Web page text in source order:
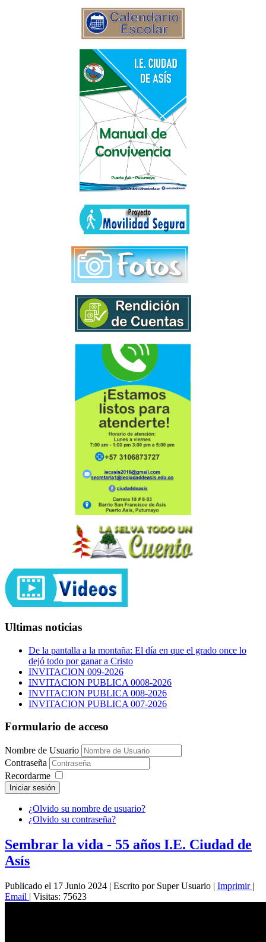
Ultimas noticias
De la pantalla a la montaña: El día en que el grado once lo
dejó todo por ganar a Cristo
INVITACION 009-2026
INVITACION PUBLICA 0008-2026
INVITACION PUBLICA 008-2026
INVITACION PUBLICA 007-2026
Formulario de acceso
Nombre de Usuario
Contraseña
Recordarme
Iniciar sesión
¿Olvido su nombre de usuario?
¿Olvido su contraseña?
Sembrar la vida - 55 años I.E. Ciudad de
Asís
Publicado el 17 Junio 2024 | Escrito por Super Usuario | Imprimir |
Email | Visitas: 75623